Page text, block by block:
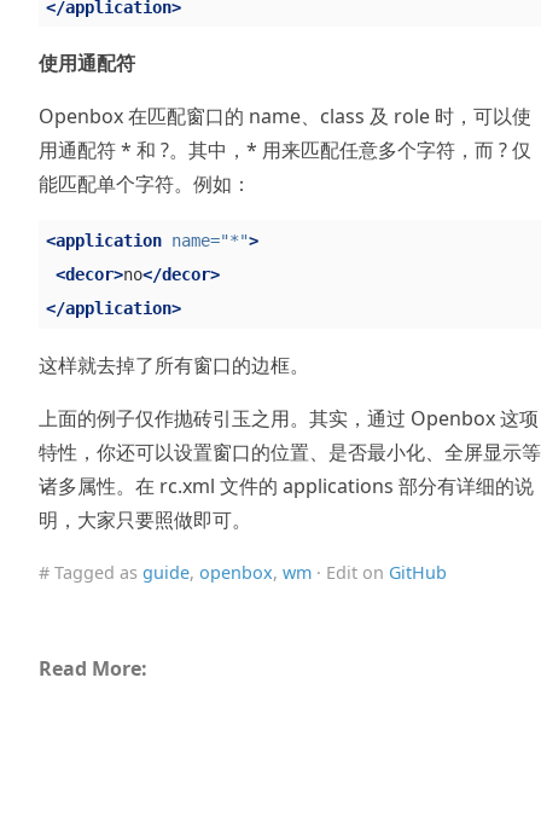
</application>
使用通配符
Openbox 在匹配窗口的 name、class 及 role 时，可以使
用通配符 * 和 ?。其中，* 用来匹配任意多个字符，而 ? 仅
能匹配单个字符。例如：
<application name="*">
<decor>no</decor>
</application>
这样就去掉了所有窗口的边框。
上面的例子仅作抛砖引玉之用。其实，通过 Openbox 这项
特性，你还可以设置窗口的位置、是否最小化、全屏显示等
诸多属性。在 rc.xml 文件的 applications 部分有详细的说
明，大家只要照做即可。
# Tagged as guide, openbox, wm · Edit on GitHub
Read More: